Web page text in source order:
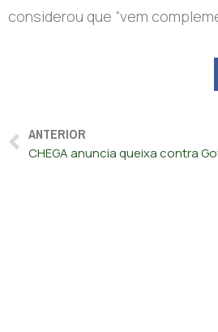
considerou que “vem
ANTERIOR